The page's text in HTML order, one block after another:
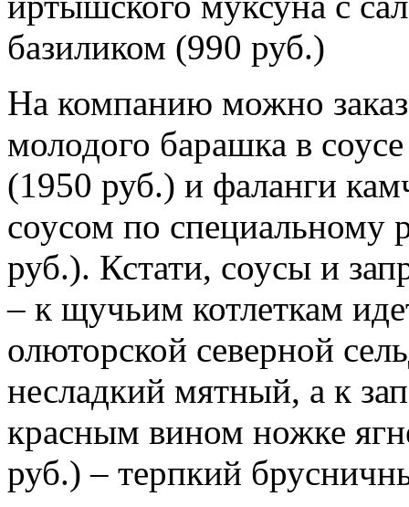
базиликом (990 руб.)
На компанию можно
молодого барашка в
(1950 руб.) и фаланги
соусом по специальному
руб.). Кстати, соусы и
– к щучьим котлеткам
олюторской северной
несладкий мятный, а к
красным вином ножке
руб.) – терпкий